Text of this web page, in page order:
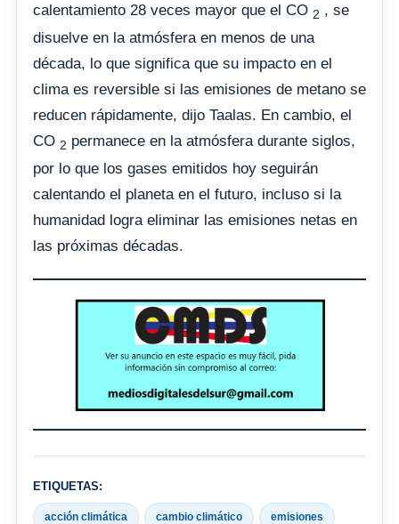
calentamiento 28 veces mayor que el CO 2 , se
disuelve en la atmósfera en menos de una
década, lo que significa que su impacto en el
clima es reversible si las emisiones de metano se
reducen rápidamente, dijo Taalas. En cambio, el
CO 2 permanece en la atmósfera durante siglos,
por lo que los gases emitidos hoy seguirán
calentando el planeta en el futuro, incluso si la
humanidad logra eliminar las emisiones netas en
las próximas décadas.
ETIQUETAS:
acción climática cambio climático emisiones